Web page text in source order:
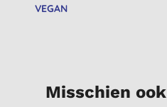
VEGAN
Misschien